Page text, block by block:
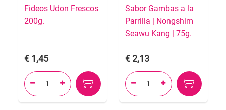
Fideos Udon Frescos
200g.
1,45
 
Sabor Gambas a la
Parrilla | Nongshim
Seawu Kang | 75g.
2,13
 